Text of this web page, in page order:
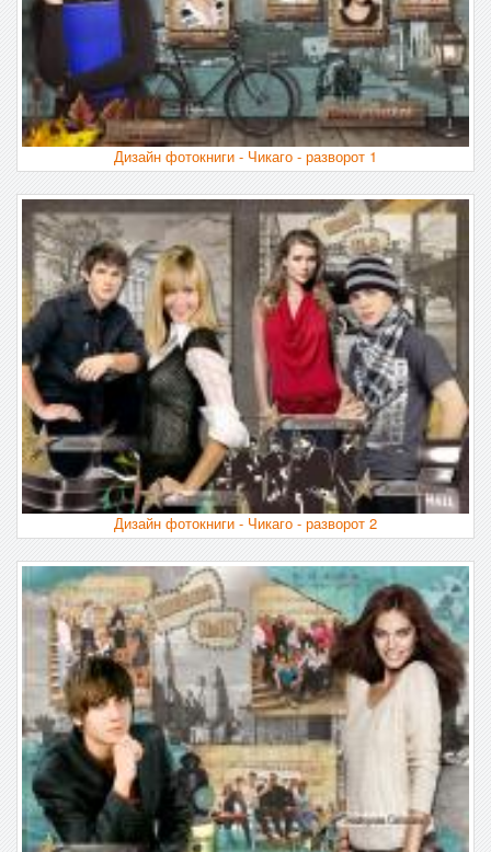
Дизайн фотокниги - Чикаго - разворот 1
Дизайн фотокниги - Чикаго - разворот 2